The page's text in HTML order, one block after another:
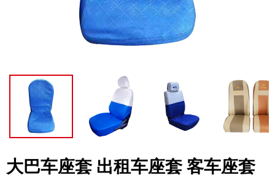
大巴车座套 出租车座套 客车座套